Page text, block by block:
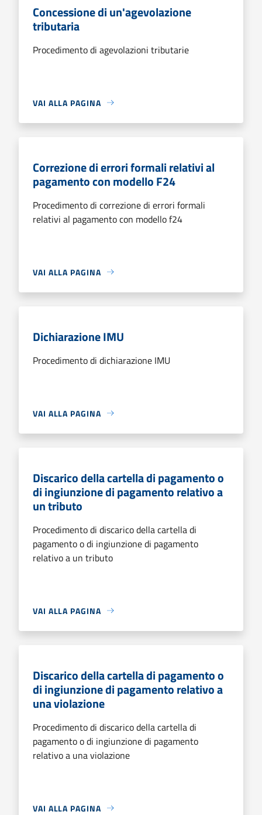
Concessione di un'agevolazione
tributaria
Procedimento di agevolazioni tributarie
VAI ALLA PAGINA
Correzione di errori formali relativi al
pagamento con modello F24
Procedimento di correzione di errori formali
relativi al pagamento con modello f24
VAI ALLA PAGINA
Dichiarazione IMU
Procedimento di dichiarazione IMU
VAI ALLA PAGINA
Discarico della cartella di pagamento o
di ingiunzione di pagamento relativo a
un tributo
Procedimento di discarico della cartella di
pagamento o di ingiunzione di pagamento
relativo a un tributo
VAI ALLA PAGINA
Discarico della cartella di pagamento o
di ingiunzione di pagamento relativo a
una violazione
Procedimento di discarico della cartella di
pagamento o di ingiunzione di pagamento
relativo a una violazione
VAI ALLA PAGINA